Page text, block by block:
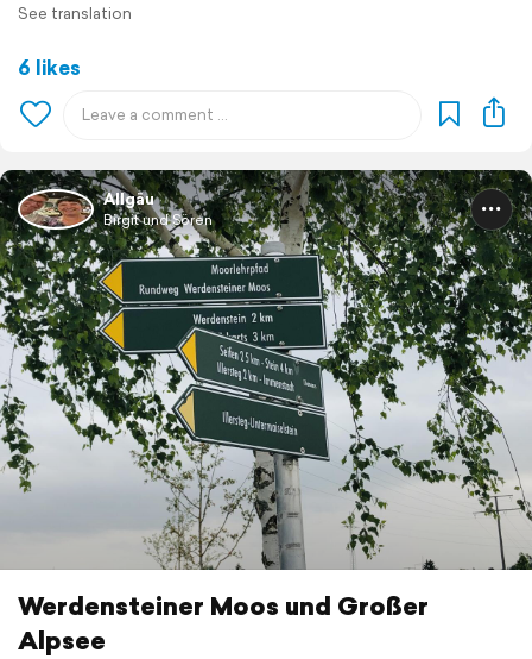
See translation
6 likes
Allgäu
Birgit und Sören
Werdensteiner Moos und Großer
Alpsee